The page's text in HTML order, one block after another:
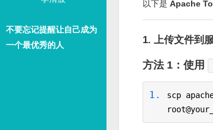
不要忘记提醒让自己成为
一个最优秀的人
以下是 Apache
1. 上传文件到
方法 1：使用
scp